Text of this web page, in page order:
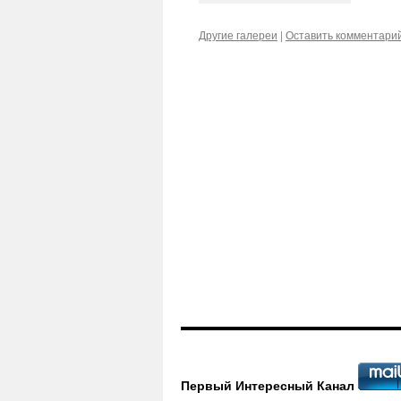
Другие галереи | Оставить
Первый Интересный Канал